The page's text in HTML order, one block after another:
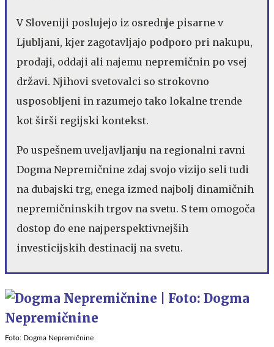
V Sloveniji poslujejo iz osrednje pisarne v
Ljubljani, kjer zagotavljajo podporo pri nakupu,
prodaji, oddaji ali najemu nepremičnin po vsej
državi. Njihovi svetovalci so strokovno
usposobljeni in razumejo tako lokalne trende
kot širši regijski kontekst.
Po uspešnem uveljavljanju na regionalni ravni
Dogma Nepremičnine zdaj svojo vizijo seli tudi
na dubajski trg, enega izmed najbolj dinamičnih
nepremičninskih trgov na svetu. S tem omogoča
dostop do ene najperspektivnejših
investicijskih destinacij na svetu.
Foto: Dogma Nepremičnine